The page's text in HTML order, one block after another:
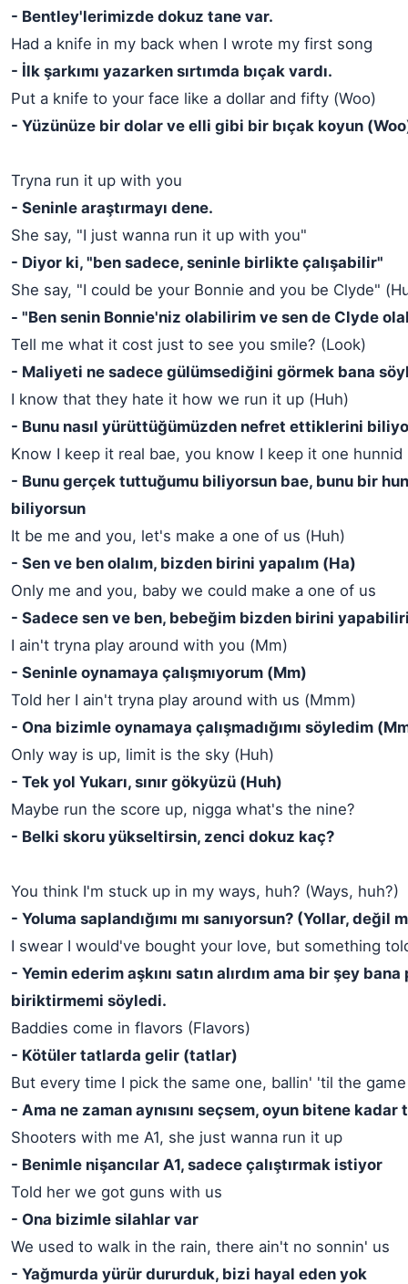
- Bentley'lerimizde dokuz tane var.
Had a knife in my back when I wrote my first song
- İlk şarkımı yazarken sırtımda bıçak vardı.
Put a knife to your face like a dollar and fifty (Woo)
- Yüzünüze bir dolar ve elli gibi bir bıçak koyun
Tryna run it up with you
- Seninle araştırmayı dene.
She say, "I just wanna run it up with you"
- Diyor ki, "ben sadece, seninle birlikte çalışabilir"
She say, "I could be your Bonnie and you be Clyde"
- "Ben senin Bonnie'niz olabilirim ve sen de Clyde
Tell me what it cost just to see you smile? (Look)
- Maliyeti ne sadece gülümsediğini görmek bana
I know that they hate it how we run it up (Huh)
- Bunu nasıl yürüttüğümüzden nefret ettiklerini
Know I keep it real bae, you know I keep it one hunnid
- Bunu gerçek tuttuğumu biliyorsun bae, bunu bir
biliyorsun
It be me and you, let's make a one of us (Huh)
- Sen ve ben olalım, bizden birini yapalım (Ha)
Only me and you, baby we could make a one of us
- Sadece sen ve ben, bebeğim bizden birini
I ain't tryna play around with you (Mm)
- Seninle oynamaya çalışmıyorum (Mm)
Told her I ain't tryna play around with us (Mmm)
- Ona bizimle oynamaya çalışmadığımı söyledim
Only way is up, limit is the sky (Huh)
- Tek yol Yukarı, sınır gökyüzü (Huh)
Maybe run the score up, nigga what's the nine?
- Belki skoru yükseltirsin, zenci dokuz kaç?
You think I'm stuck up in my ways, huh? (Ways, huh?)
- Yoluma saplandığımı mı sanıyorsun? (Yollar, değil
I swear I would've bought your love, but something
- Yemin ederim aşkını satın alırdım ama bir şey bana
biriktirmemi söyledi.
Baddies come in flavors (Flavors)
- Kötüler tatlarda gelir (tatlar)
But every time I pick the same one, ballin' 'til the
- Ama ne zaman aynısını seçsem, oyun bitene kadar
Shooters with me A1, she just wanna run it up
- Benimle nişancılar A1, sadece çalıştırmak istiyor
Told her we got guns with us
- Ona bizimle silahlar var
We used to walk in the rain, there ain't no sonnin' us
- Yağmurda yürür dururduk, bizi hayal eden yok